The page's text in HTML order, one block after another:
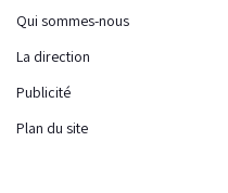
Qui sommes-nous
La direction
Publicité
Plan du site